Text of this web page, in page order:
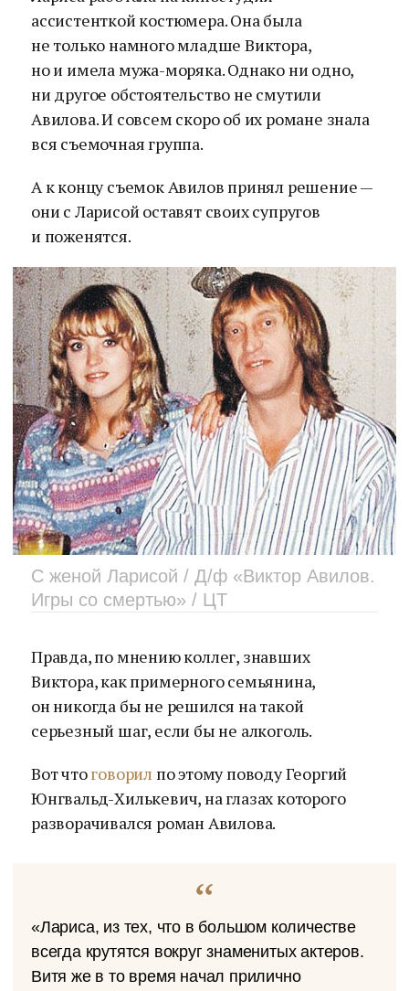
ассистенткой костюмера. Она была
не только намного младше Виктора,
но и имела мужа-моряка. Однако ни одно,
ни другое обстоятельство не смутили
Авилова. И совсем скоро об их романе знала
вся съемочная группа.
А к концу съемок Авилов принял решение —
они с Ларисой оставят своих супругов
и поженятся.
С женой Ларисой / Д/ф «Виктор Авилов.
Игры со смертью» / ЦТ
Правда, по мнению коллег, знавших
Виктора, как примерного семьянина,
он никогда бы не решился на такой
серьезный шаг, если бы не алкоголь.
Вот чтоговорил по этому поводу Георгий
Юнгвальд-Хилькевич, на глазах которого
разворачивался роман Авилова.
«Лариса, из тех, что в большом количестве
всегда крутятся вокруг знаменитых актеров.
Витя же в то время начал прилично